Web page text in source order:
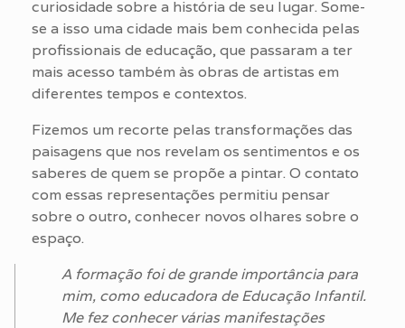
curiosidade sobre a história de seu lugar. Some-
se a isso uma cidade mais bem conhecida pelas
profissionais de educação, que passaram a ter
mais acesso também às obras de artistas em
diferentes tempos e contextos.
Fizemos um recorte pelas transformações das
paisagens que nos revelam os sentimentos e os
saberes de quem se propõe a pintar. O contato
com essas representações permitiu pensar
sobre o outro, conhecer novos olhares sobre o
espaço.
A formação foi de grande importância para
mim, como educadora de Educação Infantil.
Me fez conhecer várias manifestações